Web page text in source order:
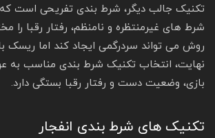
تکنیک جالب دیگر، شرط بندی تفریحی است که
شرط های غیرمنتظره و نامنظم، رفتار رقبا را
روش می تواند سردرگمی ایجاد کند اما ریسک
نهایت، انتخاب تکنیک شرط بندی مناسب به
بازی، وضعیت دست و رفتار رقبا بستگی دارد.
تکنیک های شرط بندی انفجار